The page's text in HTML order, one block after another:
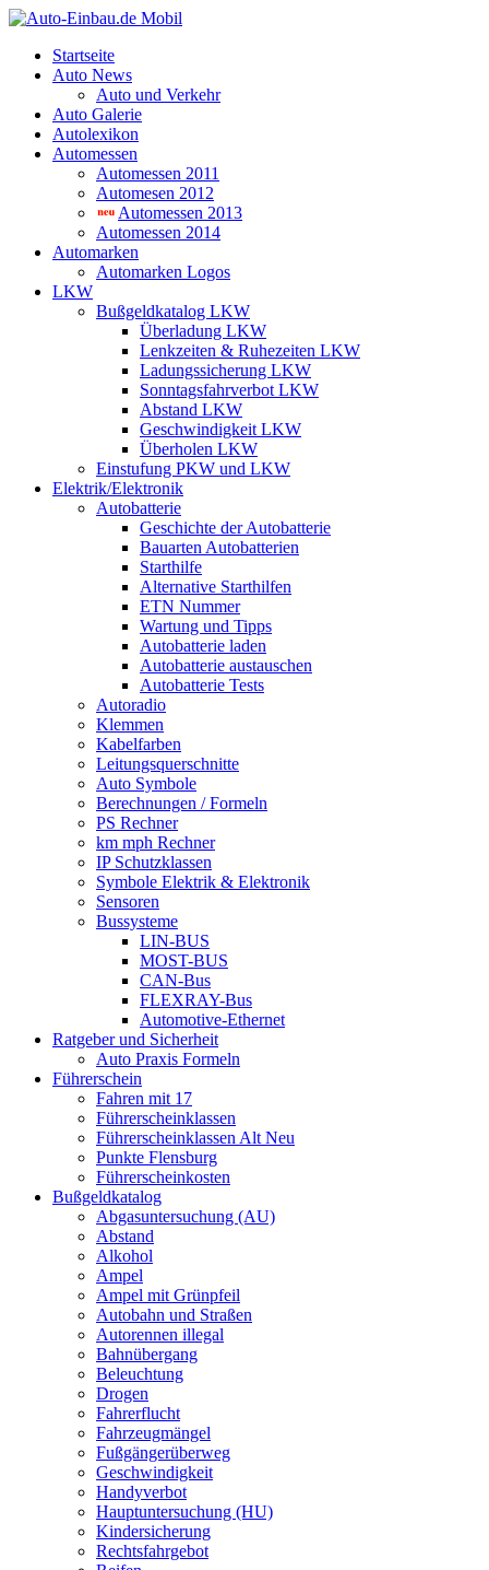
Startseite
Auto News
Auto und Verkehr
Auto Galerie
Autolexikon
Automessen
Automessen 2011
Automesen 2012
Automessen 2013
Automessen 2014
Automarken
Automarken Logos
LKW
Bußgeldkatalog LKW
Überladung LKW
Lenkzeiten & Ruhezeiten LKW
Ladungssicherung LKW
Sonntagsfahrverbot LKW
Abstand LKW
Geschwindigkeit LKW
Überholen LKW
Einstufung PKW und LKW
Elektrik/Elektronik
Autobatterie
Geschichte der Autobatterie
Bauarten Autobatterien
Starthilfe
Alternative Starthilfen
ETN Nummer
Wartung und Tipps
Autobatterie laden
Autobatterie austauschen
Autobatterie Tests
Autoradio
Klemmen
Kabelfarben
Leitungsquerschnitte
Auto Symbole
Berechnungen / Formeln
PS Rechner
km mph Rechner
IP Schutzklassen
Symbole Elektrik & Elektronik
Sensoren
Bussysteme
LIN-BUS
MOST-BUS
CAN-Bus
FLEXRAY-Bus
Automotive-Ethernet
Ratgeber und Sicherheit
Auto Praxis Formeln
Führerschein
Fahren mit 17
Führerscheinklassen
Führerscheinklassen Alt Neu
Punkte Flensburg
Führerscheinkosten
Bußgeldkatalog
Abgasuntersuchung (AU)
Abstand
Alkohol
Ampel
Ampel mit Grünpfeil
Autobahn und Straßen
Autorennen illegal
Bahnübergang
Beleuchtung
Drogen
Fahrerflucht
Fahrzeugmängel
Fußgängerüberweg
Geschwindigkeit
Handyverbot
Hauptuntersuchung (HU)
Kindersicherung
Rechtsfahrgebot